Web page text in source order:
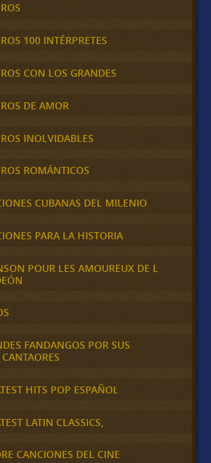
100 INTÉRPRETES
CON LOS GRANDES
DE AMOR
INOLVIDABLES
ROMÁNTICOS
CUBANAS DEL MILENIO
PARA LA HISTORIA
POUR LES AMOUREUX DE L
FANDANGOS POR SUS
HITS POP ESPAÑOL
LATIN CLASSICS,
CANCIONES DEL CINE